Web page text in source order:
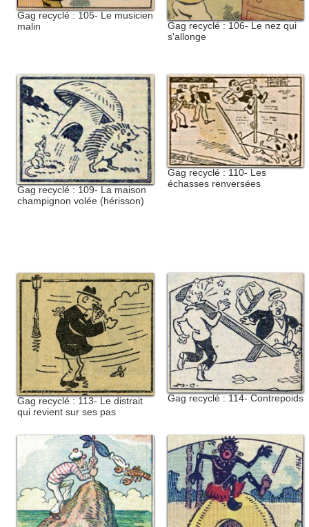
Gag recyclé : 105- Le musicien
malin
Gag recyclé : 106- Le nez qui
s'allonge
Gag recyclé : 109- La maison
champignon volée (hérisson)
Gag recyclé : 110- Les
échasses renversées
Gag recyclé : 113- Le distrait
qui revient sur ses pas
Gag recyclé : 114- Contrepoids